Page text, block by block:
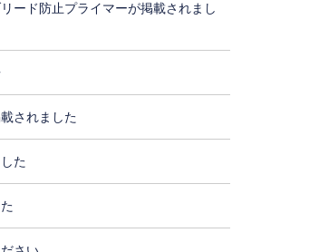
ード防止プライマーが掲載されまし
されました
た